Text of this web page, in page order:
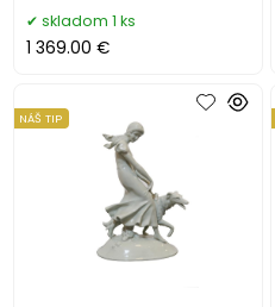
skladom 1 ks
1 369.00 €
NÁŠ TIP